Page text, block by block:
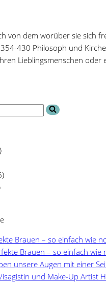
von dem worüber sie sich
430 Philosoph und
Lieblingsmenschen oder
Brauen – so einfach wie
Brauen – so einfach wie
unsere Augen mit einer
und Make-Up Artist